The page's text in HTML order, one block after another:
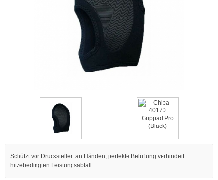
Schützt vor Druckstellen an Händen; perfekte Belüftung verhindert
hitzebedingten Leistungsabfall